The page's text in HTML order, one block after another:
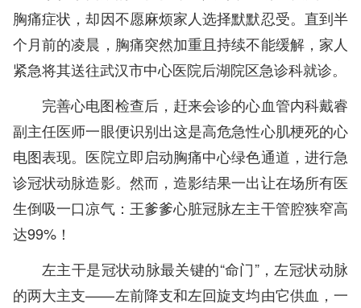
胸痛症状，却因不愿麻烦家人选择默默忍受。直到半
个月前的凌晨，胸痛突然加重且持续不能缓解，家人
紧急将其送往武汉市中心医院后湖院区急诊科就诊。
完善心电图检查后，赶来会诊的心血管内科戴睿
副主任医师一眼便识别出这是高危急性心肌梗死的心
电图表现。医院立即启动胸痛中心绿色通道，进行急
诊冠状动脉造影。然而，造影结果一出让在场所有医
生倒吸一口凉气：王爹爹心脏冠脉左主干管腔狭窄高
达99%！
左主干是冠状动脉最关键的“命门”，左冠状动脉
的两大主支——左前降支和左回旋支均由它供血，一